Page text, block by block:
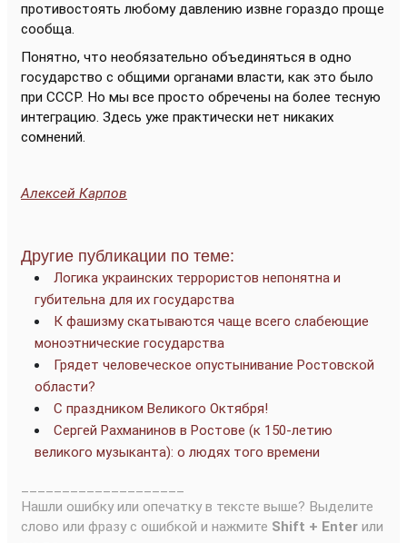
противостоять любому давлению извне гораздо проще
сообща.
Понятно, что необязательно объединяться в одно
государство с общими органами власти, как это было
при СССР. Но мы все просто обречены на более тесную
интеграцию. Здесь уже практически нет никаких
сомнений.
Алексей Карпов
Другие публикации по теме:
Логика украинских террористов непонятна и
губительна для их государства
К фашизму скатываются чаще всего слабеющие
моноэтнические государства
Грядет человеческое опустынивание Ростовской
области?
С праздником Великого Октября!
Сергей Рахманинов в Ростове (к 150-летию
великого музыканта): о людях того времени
Нашли ошибку или опечатку в тексте выше? Выделите
слово или фразу с ошибкой и нажмите Shift + Enter или